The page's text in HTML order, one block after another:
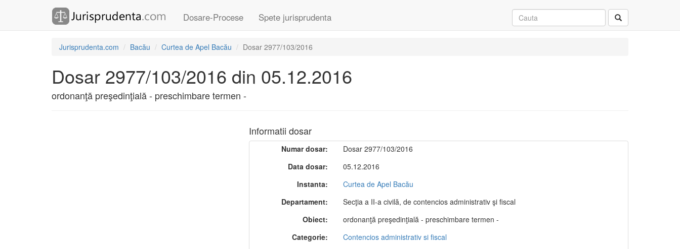
Dosare-Procese Spete jurisprudenta
Jurisprudenta.com Bacău Curtea de Apel Bacău Dosar 2977/103/2016
Dosar 2977/103/2016 din 05.12.2016
ordonanţă preşedinţială - preschimbare termen -
Informatii dosar
Numar dosar:
Dosar 2977/103/2016
Data dosar:
05.12.2016
Instanta:
Curtea de Apel Bacău
Departament:
Secţia a II-a civilă, de contencios administrativ şi fiscal
Obiect:
ordonanţă preşedinţială - preschimbare termen -
Categorie:
Contencios administrativ si fiscal